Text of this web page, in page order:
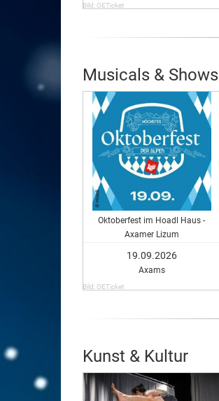
Bild: OETicket
Musicals & Shows
Oktoberfest im Hoadl Haus -
Axamer Lizum
19.09.2026
Axams
Bild: OETicket
Kunst & Kultur